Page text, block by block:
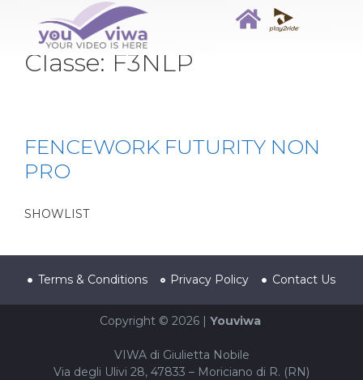
Classe: F3NLP
FENCEWORK FUTURITY NON
PRO
SHOWLIST
Terms & Conditions Privacy Policy Contact Us
Copyright © 2026 | Youviwa
VIWA di Giulietta Nobile
Via degli Ulivi 28, 47833 – Moriciano di R. (RN)